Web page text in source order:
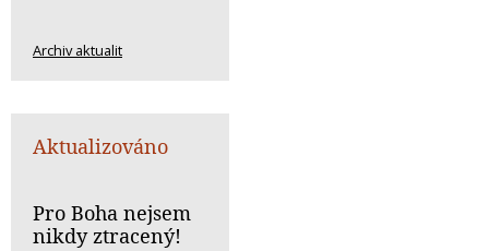
Archiv aktualit
Aktualizováno
Pro Boha nejsem
nikdy ztracený!